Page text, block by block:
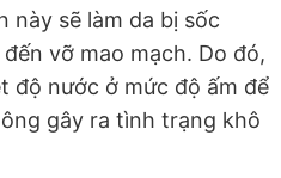
này sẽ làm da bị sốc
vỡ mao mạch. Do đó,
độ nước ở mức độ ấm để
gây ra tình trạng khô